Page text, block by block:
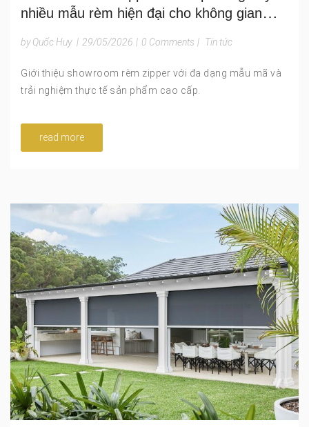
nhiều mẫu rèm hiện đại cho không gian
by Quốc Huy | 29/05/2026 | 0 Comments | Tin tức
Giới thiệu showroom rèm zipper với đa dạng mẫu mã và
trải nghiệm thực tế sản phẩm cao cấp.
read more